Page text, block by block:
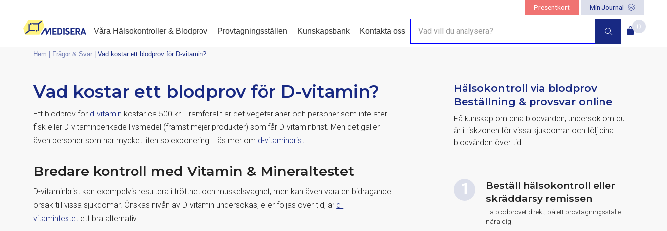
Presentkort Min Journal
Våra Hälsokontroller & Blodprov Provtagningsställen Kunskapsbank Kontakta oss 0
Hem Frågor & Svar |Vad kostar ett blodprov för D-vitamin?
Vad kostar ett blodprov för D-vitamin?
Ett blodprov för d-vitamin kostar ca 500 kr. Framförallt är det vegetarianer och personer som inte äter
fisk eller D-vitaminberikade livsmedel (främst mejeriprodukter) som får D-vitaminbrist. Men det gäller
även personer som har mycket liten solexponering. Läs mer om d-vitaminbrist.
Bredare kontroll med Vitamin & Mineraltestet
D-vitaminbrist kan exempelvis resultera i trötthet och muskelsvaghet, men kan även vara en bidragande
orsak till vissa sjukdomar. Önskas nivån av D-vitamin undersökas, eller följas över tid, är d-
vitamintestet ett bra alternativ.
Hälsokontroll via blodprov
Beställning & provsvar online
Få kunskap om dina blodvärden, undersök om du
är i riskzonen för vissa sjukdomar och följ dina
blodvärden över tid.
Beställ hälsokontroll eller
skräddarsy remissen
Ta blodprovet direkt, på ett provtagningsställe
nära dig.